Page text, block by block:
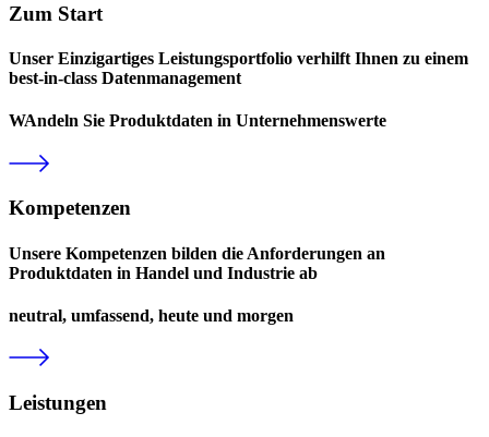
Zum Start
Unser Einzigartiges Leistungsportfolio verhilft Ihnen zu einem
best-in-class Datenmanagement
WAndeln Sie Produktdaten in Unternehmenswerte
Kompetenzen
Unsere Kompetenzen bilden die Anforderungen an
Produktdaten in Handel und Industrie ab
neutral, umfassend, heute und morgen
Leistungen